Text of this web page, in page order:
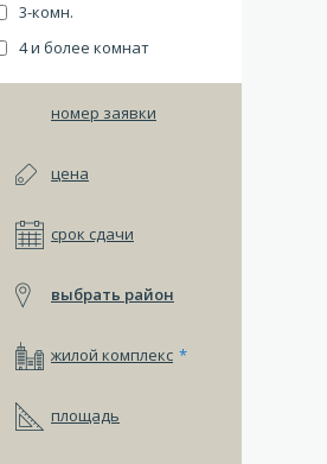
3-комн.
4 и более комнат
номер заявки
цена
срок сдачи
выбрать район
жилой комплекс *
площадь